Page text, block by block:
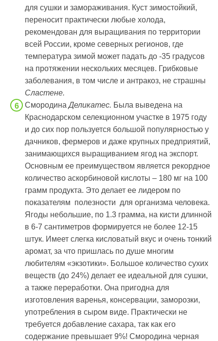
для сушки и замораживания. Куст зимостойкий,
переносит практически любые холода,
рекомендован для выращивания по территории
всей России, кроме северных регионов, где
температура зимой может падать до -35 градусов
на протяжении нескольких месяцев. Грибковые
заболевания, в том числе и антракоз, не страшны
Сластене.
СмородинаДеликатес. Была выведена на
Краснодарском селекционном участке в 1975 году
и до сих пор пользуется большой популярностью у
дачников, фермеров и даже крупных предприятий,
занимающихся выращиванием ягод на экспорт.
Основным ее преимуществом является рекордное
количество аскорбиновой кислоты – 180 мг на 100
грамм продукта. Это делает ее лидером по
показателям полезности для организма человека.
Ягоды небольшие, по 1.3 грамма, на кисти длинной
в 6-7 сантиметров формируется не более 12-15
штук. Имеет слегка кисловатый вкус и очень тонкий
аромат, за что пришлась по душе многим
любителям «экзотики». Большое количество сухих
веществ (до 24%) делает ее идеальной для сушки,
а также переработки. Она пригодна для
изготовления варенья, консервации, заморозки,
употребления в сыром виде. Практически не
требуется добавление сахара, так как его
содержание превышает 9%! Смородина черная